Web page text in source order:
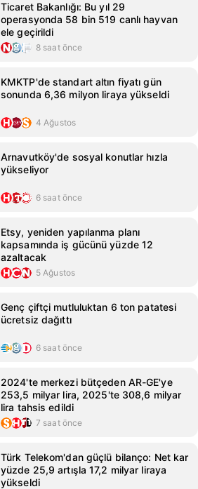
Ticaret Bakanlığı: Bu yıl 29
operasyonda 58 bin 519 canlı hayvan
ele geçirildi
8 saat önce
KMKTP'de standart altın fiyatı gün
sonunda 6,36 milyon liraya yükseldi
4 Ağustos
Arnavutköy'de sosyal konutlar hızla
yükseliyor
6 saat önce
Etsy, yeniden yapılanma planı
kapsamında iş gücünü yüzde 12
azaltacak
5 Ağustos
Genç çiftçi mutluluktan 6 ton patatesi
ücretsiz dağıttı
6 saat önce
2024'te merkezi bütçeden AR-GE'ye
253,5 milyar lira, 2025'te 308,6 milyar
lira tahsis edildi
7 saat önce
Türk Telekom'dan güçlü bilanço: Net kar
yüzde 25,9 artışla 17,2 milyar liraya
yükseldi